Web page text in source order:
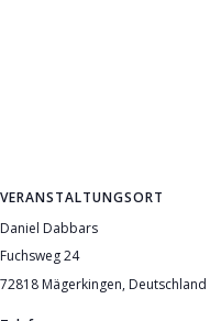
VERANSTALTUNGSORT
Daniel Dabbars
Fuchsweg 24
72818 Mägerkingen, Deutschland